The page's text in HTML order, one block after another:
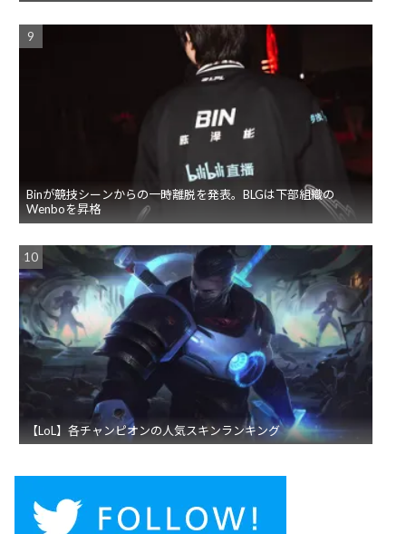
Binが競技シーンからの一時離脱を発表。BLGは下部組織の
Wenboを昇格
【LoL】各チャンピオンの人気スキンランキング